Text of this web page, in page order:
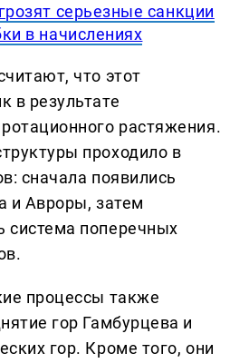
серьезные санкции
в начислениях
что этот
в результате
растяжения.
проходило в
сначала появились
и Авроры, затем
система поперечных
процессы также
гор Гамбурцева и
гор. Кроме того, они